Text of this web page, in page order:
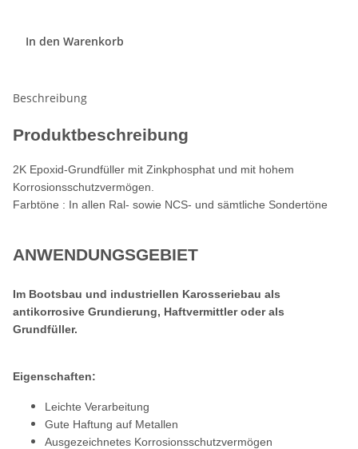
In den Warenkorb
Beschreibung
Produktbeschreibung
2K Epoxid-Grundfüller mit Zinkphosphat und mit hohem
Korrosionsschutzvermögen.
Farbtöne : In allen Ral- sowie NCS- und sämtliche Sondertöne
ANWENDUNGSGEBIET
Im Bootsbau und industriellen Karosseriebau als
antikorrosive Grundierung, Haftvermittler oder als
Grundfüller.
Eigenschaften:
Leichte Verarbeitung
Gute Haftung auf Metallen
Ausgezeichnetes Korrosionsschutzvermögen